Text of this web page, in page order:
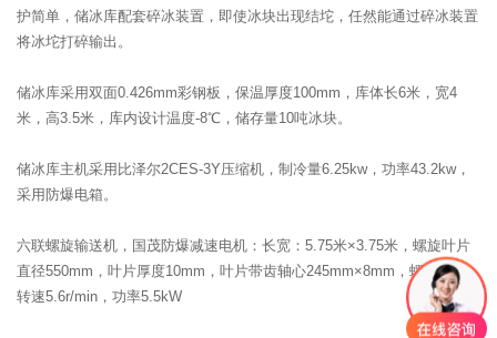
护简单，储冰库配套碎冰装置，即使冰块出现结坨，任然能通过碎冰装置
将冰坨打碎输出。
储冰库采用双面0.426mm彩钢板，保温厚度100mm，库体长6米，宽4
米，高3.5米，库内设计温度-8℃，储存量10吨冰块。
储冰库主机采用比泽尔2CES-3Y压缩机，制冷量6.25kw，功率43.2kw，
采用防爆电箱。
六联螺旋输送机，国茂防爆减速电机：长宽：5.75米×3.75米，螺旋叶片
直径550mm，叶片厚度10mm，叶片带齿轴心245mm×8mm，螺杆输出
转速5.6r/min，功率5.5kW